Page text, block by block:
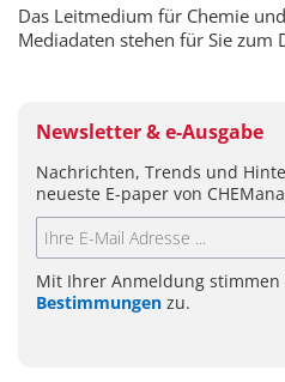
Das Leitmedium für Chemie
Mediadaten stehen für Sie zum
Newsletter & e-Ausgabe
Nachrichten, Trends und
neueste E-paper von
Mit Ihrer Anmeldung stimmen
Bestimmungen zu.